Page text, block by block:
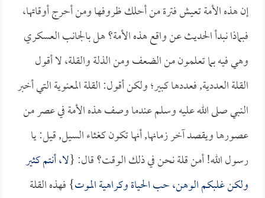
إن هذه الأمة تعيش فترة من أحلك ظروفها ومن أحرج أوقاتها،
فبماذا نبدأ الحديث عن واقع هذه الأمة؟ هل بالجانب العسكري
وهي فيه بما تعلمون من الضعف ومن الذلة والقلة، لا أقول
القلة العددية, فعددها كبير؛ ولكن أقول: القلة المعنوية التي أخبر
النبي صلى الله عليه وسلم عندما وصف هذه الأمة في عصر من
عصورها ويقصد آخر زمانها, أنها تكون كغثاء السيل, قيل: يا
رسول الله! أمن قلة نحن في ذلك الوقت؟ قال: {لا، أنتم كثير
ولكن غلبكم الوهن، حب الحياة وكراهية الموت} فهذه القلة